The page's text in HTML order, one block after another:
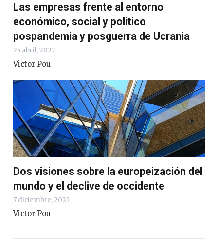
Las empresas frente al entorno
económico, social y político
pospandemia y posguerra de Ucrania
25 abril, 2022
Victor Pou
Dos visiones sobre la europeización del
mundo y el declive de occidente
7 diciembre, 2021
Victor Pou